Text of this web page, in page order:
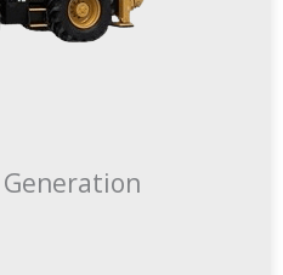
Generation